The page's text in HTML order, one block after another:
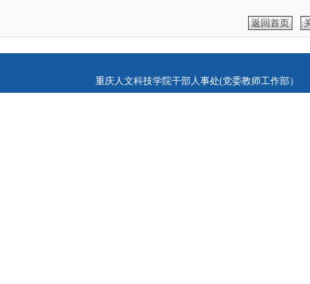
返回首页
重庆人文科技学院干部人事处(党委教师工作部）